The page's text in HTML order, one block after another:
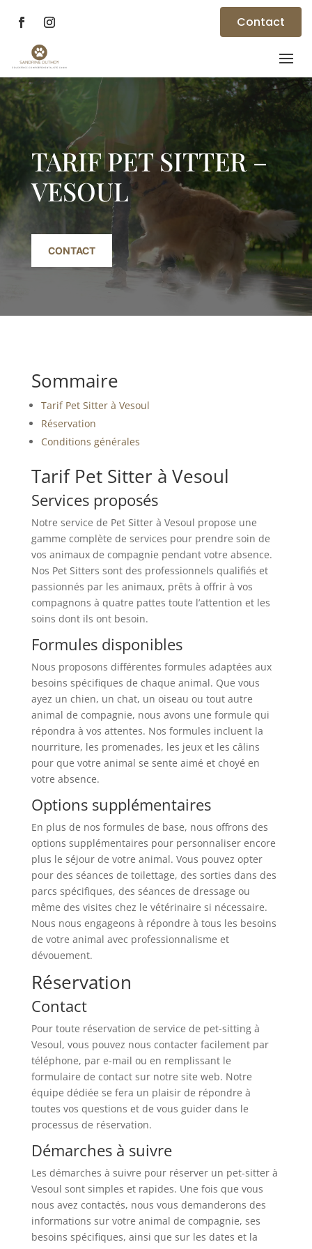
Contact
Lecteur
vidéo
TARIF PET SITTER –
VESOUL
CONTACT
Sommaire
Tarif Pet Sitter à Vesoul
Réservation
Conditions générales
Tarif Pet Sitter à Vesoul
Services proposés
Notre service de Pet Sitter à Vesoul propose une
gamme complète de services pour prendre soin de
vos animaux de compagnie pendant votre absence.
Nos Pet Sitters sont des professionnels qualifiés et
passionnés par les animaux, prêts à offrir à vos
compagnons à quatre pattes toute l’attention et les
soins dont ils ont besoin.
Formules disponibles
Nous proposons différentes formules adaptées aux
besoins spécifiques de chaque animal. Que vous
ayez un chien, un chat, un oiseau ou tout autre
animal de compagnie, nous avons une formule qui
répondra à vos attentes. Nos formules incluent la
nourriture, les promenades, les jeux et les câlins
pour que votre animal se sente aimé et choyé en
votre absence.
Options supplémentaires
En plus de nos formules de base, nous offrons des
options supplémentaires pour personnaliser encore
plus le séjour de votre animal. Vous pouvez opter
pour des séances de toilettage, des sorties dans des
parcs spécifiques, des séances de dressage ou
même des visites chez le vétérinaire si nécessaire.
Nous nous engageons à répondre à tous les besoins
de votre animal avec professionnalisme et
dévouement.
Réservation
Contact
Pour toute réservation de service de pet-sitting à
Vesoul, vous pouvez nous contacter facilement par
téléphone, par e-mail ou en remplissant le
formulaire de contact sur notre site web. Notre
équipe dédiée se fera un plaisir de répondre à
toutes vos questions et de vous guider dans le
processus de réservation.
Démarches à suivre
Les démarches à suivre pour réserver un pet-sitter à
Vesoul sont simples et rapides. Une fois que vous
nous avez contactés, nous vous demanderons des
informations sur votre animal de compagnie, ses
besoins spécifiques, ainsi que sur les dates et la